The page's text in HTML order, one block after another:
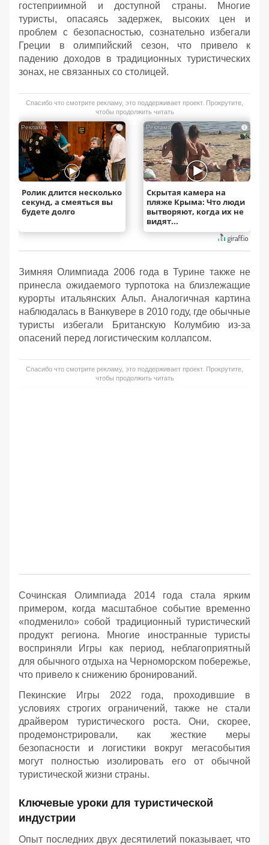
гостеприимной и доступной страны. Многие
туристы, опасаясь задержек, высоких цен и
проблем с безопасностью, сознательно избегали
Греции в олимпийский сезон, что привело к
падению доходов в традиционных туристических
зонах, не связанных со столицей.
Спасибо что смотрите рекламу, это поддерживает проект. Прокрутите,
чтобы продолжить читать
i
Ролик длится несколько
секунд, а смеяться вы
будете долго
i
Скрытая камера на
пляже Крыма: Что люди
вытворяют, когда их не
видят...
Зимняя Олимпиада 2006 года в Турине также не
принесла ожидаемого турпотока на близлежащие
курорты итальянских Альп. Аналогичная картина
наблюдалась в Ванкувере в 2010 году, где обычные
туристы избегали Британскую Колумбию из-за
опасений перед логистическим коллапсом.
Спасибо что смотрите рекламу, это поддерживает проект. Прокрутите,
чтобы продолжить читать
Сочинская Олимпиада 2014 года стала ярким
примером, когда масштабное событие временно
«подменило» собой традиционный туристический
продукт региона. Многие иностранные туристы
восприняли Игры как период, неблагоприятный
для обычного отдыха на Черноморском побережье,
что привело к снижению бронирований.
Пекинские Игры 2022 года, проходившие в
условиях строгих ограничений, также не стали
драйвером туристического роста. Они, скорее,
продемонстрировали, как жесткие меры
безопасности и логистики вокруг мегасобытия
могут полностью изолировать его от обычной
туристической жизни страны.
Ключевые уроки для туристической
индустрии
Опыт последних двух десятилетий показывает, что